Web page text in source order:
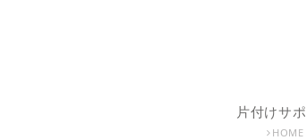
片付けサ
HOME